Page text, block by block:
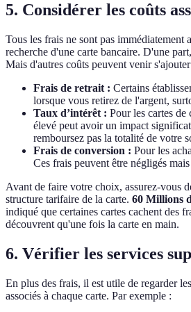
5. Considérer les coûts
Tous les frais ne sont pas immédiatement
recherche d'une carte bancaire. D'une
Mais d'autres coûts peuvent venir
Frais de retrait : Certains
lorsque vous retirez de l'argent,
Taux d’intérêt : Pour les cartes
élevé peut avoir un impact
remboursez pas la totalité de votre
Frais de conversion : Pour les
Ces frais peuvent être négligés
Avant de faire votre choix, assurez-vous
structure tarifaire de la carte. 60 Millions
indiqué que certaines cartes cachent des
découvrent qu'une fois la carte en main.
6. Vérifier les services
En plus des frais, il est utile de regarder
associés à chaque carte. Par exemple :